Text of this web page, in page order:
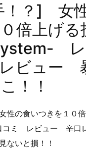
！？] 女
倍上げる
レ
ビュー
！！
性の食いつきを１０
コミ レビュー 辛口
いと損！！